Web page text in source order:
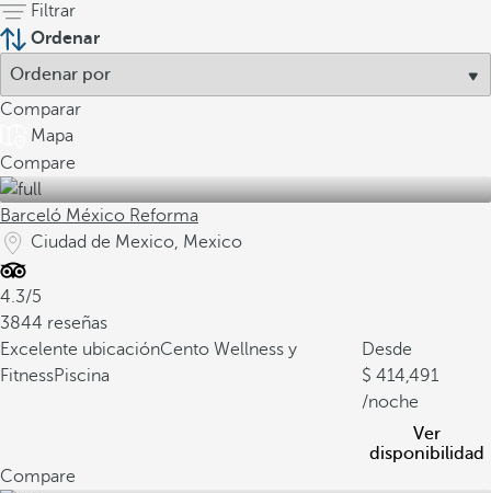
Filtrar
Ordenar
Comparar
Mapa
Compare
Barceló México Reforma
Ciudad de Mexico, Mexico
4.3/5
3844 reseñas
Excelente ubicaciónCento Wellness y
FitnessPiscina
Desde
414,491
/noche
Ver
disponibilidad
Compare